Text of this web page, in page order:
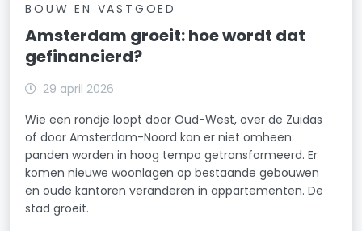
BOUW EN VASTGOED
Amsterdam groeit: hoe wordt dat
gefinancierd?
29 april 2026
Wie een rondje loopt door Oud-West, over de Zuidas
of door Amsterdam-Noord kan er niet omheen:
panden worden in hoog tempo getransformeerd. Er
komen nieuwe woonlagen op bestaande gebouwen
en oude kantoren veranderen in appartementen. De
stad groeit.